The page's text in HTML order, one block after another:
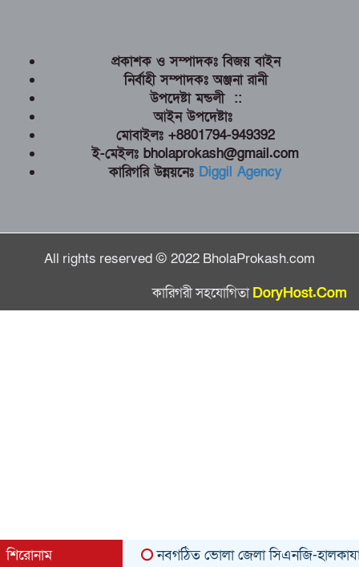
প্রকাশক ও সম্পাদকঃ বিজয় বাইন
নির্বাহী সম্পাদকঃ অঞ্জনা রানী
উপদেষ্টা মন্ডলী ::
আইন উপদেষ্টাঃ
মোবাইলঃ +8801794-949392
ই-মেইলঃ bholaprokash@gmail.com
কারিগরি উন্নয়নেঃ Diggil Agency
শিরোনাম নবগঠিত ভোলা জেলা সিএনজি-হালকাযান
All rights reserved © 2022 BholaProkash.com
কারিগরী সহযোগিতাDoryHost.Com